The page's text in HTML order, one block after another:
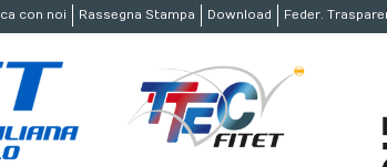
con noi Rassegna Stampa Download Feder.